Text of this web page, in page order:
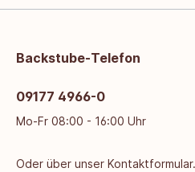
Backstube-Telefon
09177 4966-0
Mo-Fr 08:00 - 16:00 Uhr
Oder über unser Kontaktformular.